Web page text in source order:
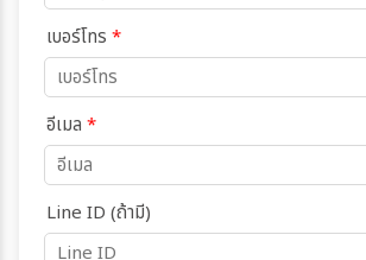
เบอร์โทร *
อีเมล *
Line ID (ถ้ามี)